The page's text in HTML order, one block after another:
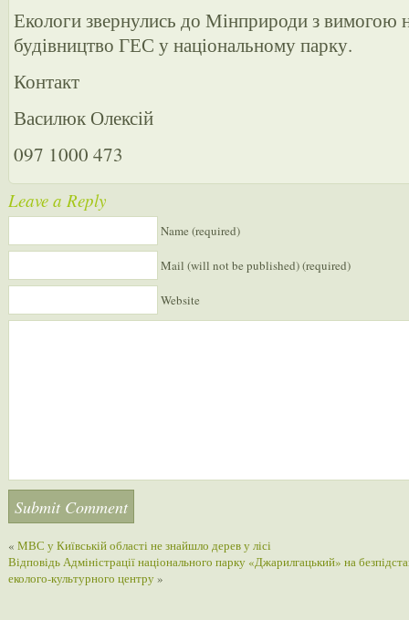
Екологи звернулись до Мінприроди з вимогою
будівництво ГЕС у національному парку.
Контакт
Василюк Олексій
097 1000 473
Leave a Reply
Name (required)
Mail (will not be published) (required)
Website
« МВС у Київській області не знайшло дерев у лісі
Відповідь Адміністрації національного парку «Джарилгацький» на
еколого-культурного центру»